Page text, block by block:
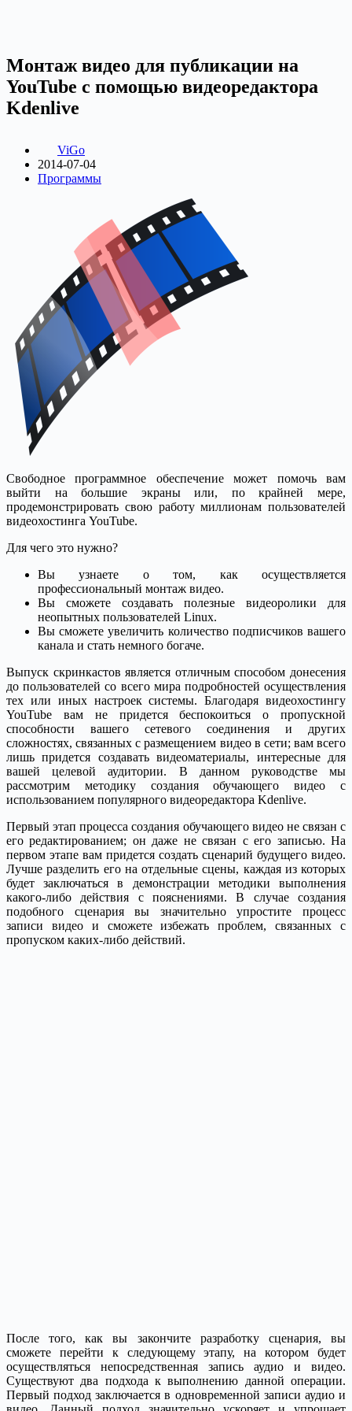
Монтаж видео для публикации на
YouTube с помощью видеоредактора
Kdenlive
ViGo
2014-07-04
Программы
Свободное программное обеспечение может помочь вам
выйти на большие экраны или, по крайней мере,
продемонстрировать свою работу миллионам пользователей
видеохостинга YouTube.
Для чего это нужно?
Вы узнаете о том, как осуществляется
профессиональный монтаж видео.
Вы сможете создавать полезные видеоролики для
неопытных пользователей Linux.
Вы сможете увеличить количество подписчиков вашего
канала и стать немного богаче.
Выпуск скринкастов является отличным способом донесения
до пользователей со всего мира подробностей осуществления
тех или иных настроек системы. Благодаря видеохостингу
YouTube вам не придется беспокоиться о пропускной
способности вашего сетевого соединения и других
сложностях, связанных с размещением видео в сети; вам всего
лишь придется создавать видеоматериалы, интересные для
вашей целевой аудитории. В данном руководстве мы
рассмотрим методику создания обучающего видео с
использованием популярного видеоредактора Kdenlive.
Первый этап процесса создания обучающего видео не связан с
его редактированием; он даже не связан с его записью. На
первом этапе вам придется создать сценарий будущего видео.
Лучше разделить его на отдельные сцены, каждая из которых
будет заключаться в демонстрации методики выполнения
какого-либо действия с пояснениями. В случае создания
подобного сценария вы значительно упростите процесс
записи видео и сможете избежать проблем, связанных с
пропуском каких-либо действий.
После того, как вы закончите разработку сценария, вы
сможете перейти к следующему этапу, на котором будет
осуществляться непосредственная запись аудио и видео.
Существуют два подхода к выполнению данной операции.
Первый подход заключается в одновременной записи аудио и